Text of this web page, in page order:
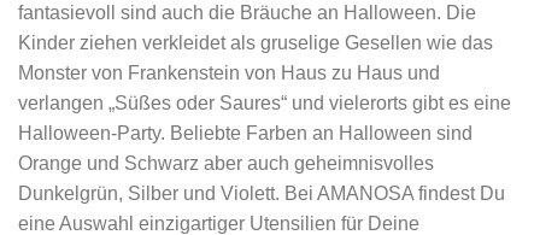
fantasievoll sind auch die Bräuche an Halloween. Die
Kinder ziehen verkleidet als gruselige Gesellen wie das
Monster von Frankenstein von Haus zu Haus und
verlangen „Süßes oder Saures“ und vielerorts gibt es eine
Halloween-Party. Beliebte Farben an Halloween sind
Orange und Schwarz aber auch geheimnisvolles
Dunkelgrün, Silber und Violett. Bei AMANOSA findest Du
eine Auswahl einzigartiger Utensilien für Deine